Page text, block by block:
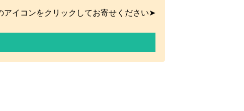
アイコンをクリックしてお寄せください➤